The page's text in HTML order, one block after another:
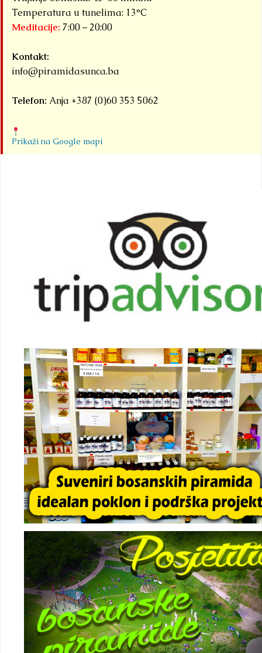
Temperatura u tunelima: 13°C
Meditacije: 7:00 – 20:00
Kontakt:
info@piramidasunca.ba
Telefon: Anja +387 (0)60 353 5062
Prikaži na Google mapi